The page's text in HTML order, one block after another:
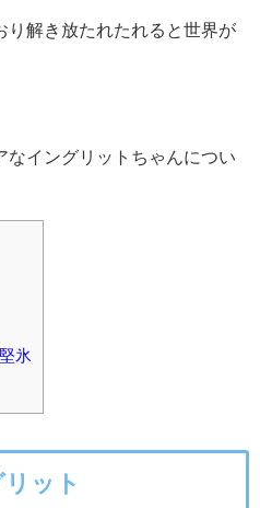
り解き放たれたれると世界が
なイングリットちゃんについ
氷
ット